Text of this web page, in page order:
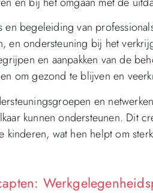
en begeleiding van
en ondersteuning bij het
en aanpakken van de
om gezond te blijven en
en
kunnen ondersteunen. Dit
wat hen helpt om